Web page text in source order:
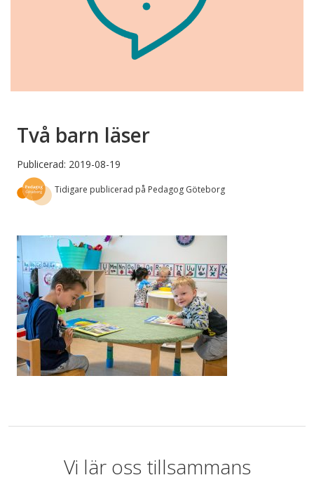
Två barn läser
Publicerad: 2019-08-19
Tidigare publicerad på Pedagog Göteborg
Vi lär oss tillsammans